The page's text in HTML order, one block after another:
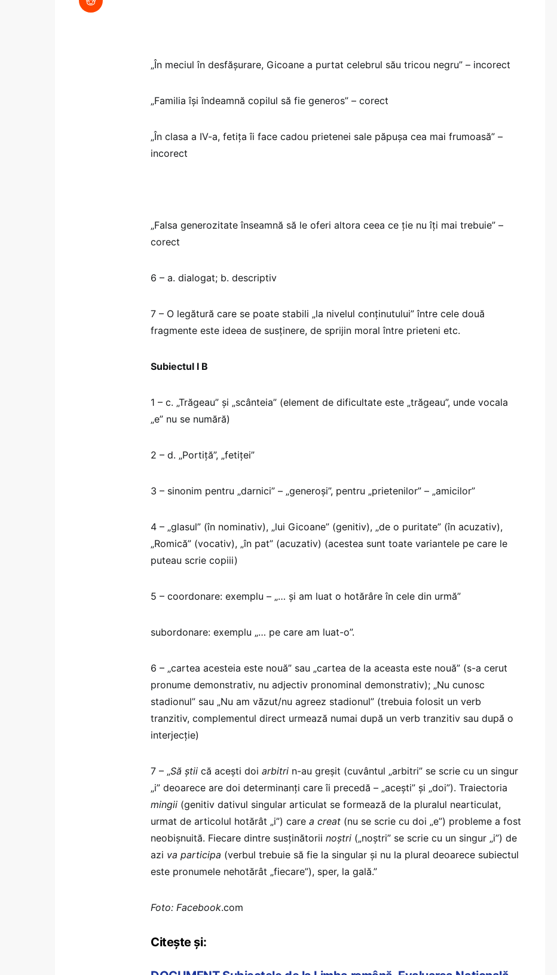
„În meciul în desfășurare, Gicoane a purtat celebrul său tricou negru” – incorect
„Familia își îndeamnă copilul să fie generos” – corect
„În clasa a IV-a, fetița îi face cadou prietenei sale păpușa cea mai frumoasă” –
incorect
„Falsa generozitate înseamnă să le oferi altora ceea ce ție nu îți mai trebuie” –
corect
6 – a. dialogat; b. descriptiv
7 – O legătură care se poate stabili „la nivelul conținutului” între cele două
fragmente este ideea de susținere, de sprijin moral între prieteni etc.
Subiectul I B
1 – c. „Trăgeau” și „scânteia” (element de dificultate este „trăgeau”, unde vocala
„e” nu se numără)
2 – d. „Portiță”, „fetiței”
3 – sinonim pentru „darnici” – „generoși”, pentru „prietenilor” – „amicilor”
4 – „glasul” (în nominativ), „lui Gicoane” (genitiv), „de o puritate” (în acuzativ),
„Romică” (vocativ), „în pat” (acuzativ) (acestea sunt toate variantele pe care le
puteau scrie copiii)
5 – coordonare: exemplu – „… și am luat o hotărâre în cele din urmă”
subordonare: exemplu „… pe care am luat-o”.
6 – „cartea acesteia este nouă” sau „cartea de la aceasta este nouă” (s-a cerut
pronume demonstrativ, nu adjectiv pronominal demonstrativ); „Nu cunosc
stadionul” sau „Nu am văzut/nu agreez stadionul” (trebuia folosit un verb
tranzitiv, complementul direct urmează numai după un verb tranzitiv sau după o
interjecție)
7 – „Să știi că acești doi arbitri n-au greșit (cuvântul „arbitri” se scrie cu un singur
„i” deoarece are doi determinanți care îi precedă – „acești” și „doi”). Traiectoria
mingii (genitiv dativul singular articulat se formează de la pluralul nearticulat,
urmat de articolul hotărât „i”) care a creat (nu se scrie cu doi „e”) probleme a fost
neobișnuită. Fiecare dintre susținătorii noștri („noștri” se scrie cu un singur „i”) de
azi va participa (verbul trebuie să fie la singular și nu la plural deoarece subiectul
este pronumele nehotărât „fiecare”), sper, la gală.”
Foto: Facebook.com
Citește și: